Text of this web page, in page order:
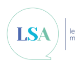
naar
de
inhoud
gaan